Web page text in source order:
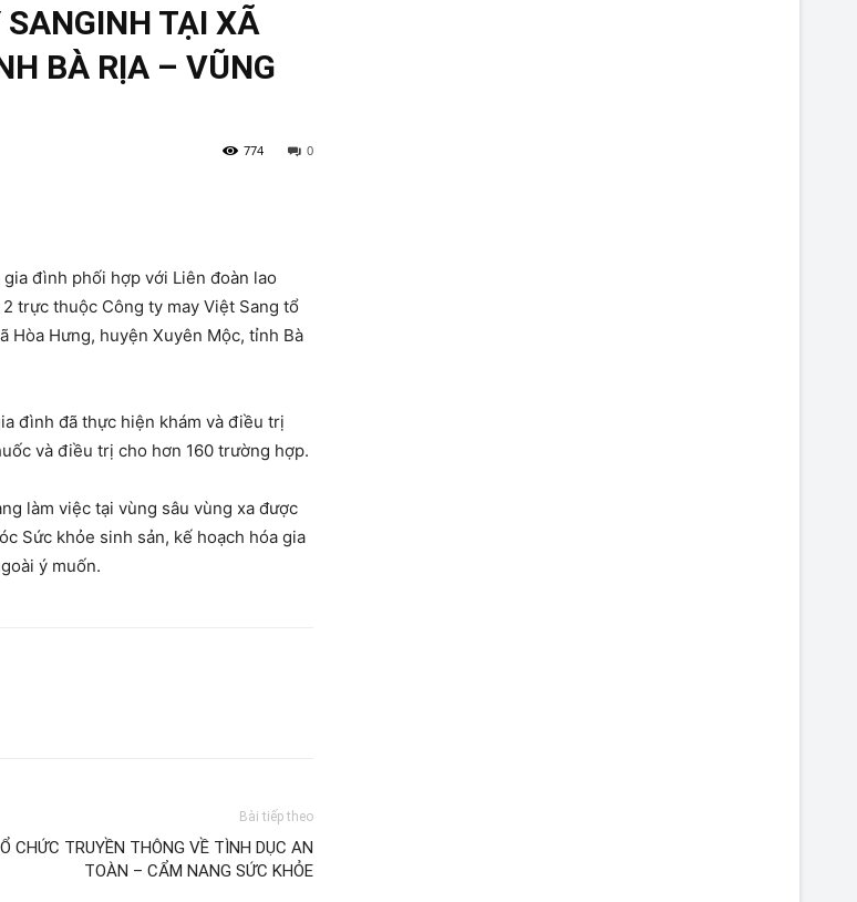
SANGINH TẠI XÃ
BÀ RỊA – VŨNG
0
774
đình phối hợp với Liên đoàn lao
trực thuộc Công ty may Việt Sang tổ
Hòa Hưng, huyện Xuyên Mộc, tỉnh Bà
đình đã thực hiện khám và điều trị
và điều trị cho hơn 160 trường hợp.
làm việc tại vùng sâu vùng xa được
Sức khỏe sinh sản, kế hoạch hóa gia
ý muốn.
Bài tiếp theo
CHỨC TRUYỀN THÔNG VỀ TÌNH DỤC AN
TOÀN – CẨM NANG SỨC KHỎE